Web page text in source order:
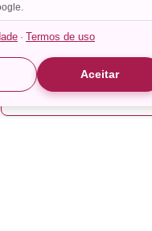
· Termos de uso
Aceitar